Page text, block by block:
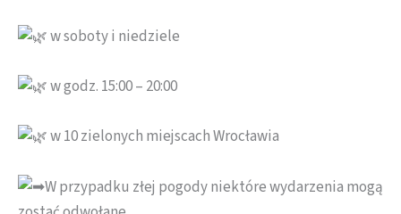
w soboty i niedziele
w godz. 15:00 – 20:00
w 10 zielonych miejscach Wrocławia
W przypadku złej pogody niektóre wydarzenia mogą